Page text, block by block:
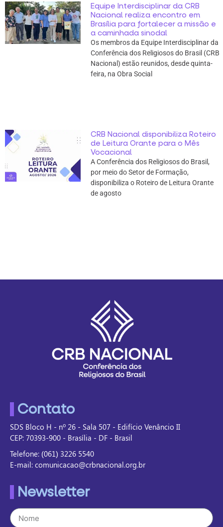
Equipe Interdisciplinar da CRB
Nacional realiza encontro em
Brasília para fortalecer a missão e
a caminhada sinodal
Os membros da Equipe Interdisciplinar da
Conferência dos Religiosos do Brasil (CRB
Nacional) estão reunidos, desde quinta-
feira, na Obra Social
CRB Nacional disponibiliza Roteiro
de Leitura Orante para o Mês
Vocacional
A Conferência dos Religiosos do Brasil,
por meio do Setor de Formação,
disponibiliza o Roteiro de Leitura Orante
de agosto
Contato
SDS Bloco H - nº 26 - Sala 507 - Edifício Venâncio II
CEP: 70393-900 - Brasília - DF - Brasil
Telefone: (061) 3226 5540
E-mail: comunicacao@crbnacional.org.br
Newsletter